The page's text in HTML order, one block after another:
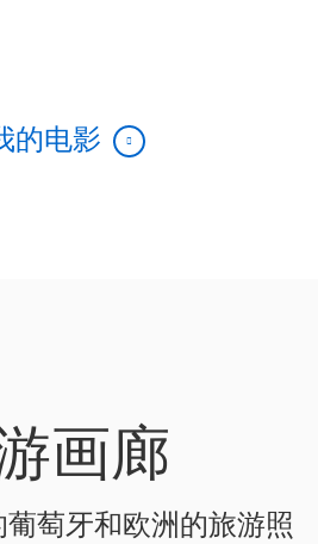
的电影
画廊
萄牙和欧洲的旅游照